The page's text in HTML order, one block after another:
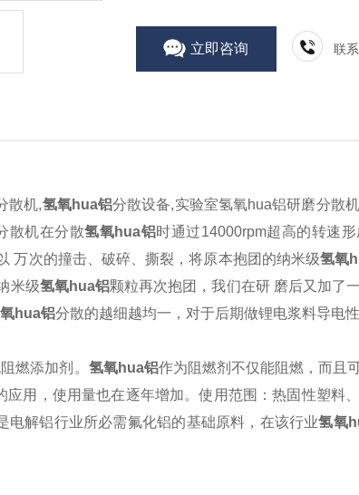
立即咨询 联
散机,氢氧hua铝分散设备,实验室氢氧hua铝研磨分散
散机在分散氢氧hua铝时通过14000rpm超高的转速
万次的撞击、破碎、撕裂，将原本抱团的纳米级氢氧
米级氢氧hua铝颗粒再次抱团，我们在研 磨后又加了
hua铝分散的越细越均一，对于后期做锂电浆料导电性
燃添加剂。 氢氧hua铝作为阻燃剂 不仅能阻燃，而且
用，使用量也在逐年增加。使用范围：热固性塑料
电解铝行业所必需氟化铝的基础原料，在该行业氢氧